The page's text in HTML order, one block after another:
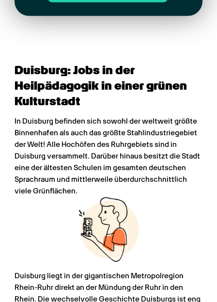
Duisburg: Jobs in der
Heilpädagogik in einer grünen
Kulturstadt
In Duisburg befinden sich sowohl der weltweit größte
Binnenhafen als auch das größte Stahlindustriegebiet
der Welt! Alle Hochöfen des Ruhrgebiets sind in
Duisburg versammelt. Darüber hinaus besitzt die Stadt
eine der ältesten Schulen im gesamten deutschen
Sprachraum und mittlerweile überdurchschnittlich
viele Grünflächen.
Duisburg liegt in der gigantischen Metropolregion
Rhein-Ruhr direkt an der Mündung der Ruhr in den
Rhein. Die wechselvolle Geschichte Duisburgs ist eng